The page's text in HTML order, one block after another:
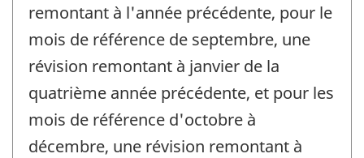
remontant à l'année précédente, pour le
mois de référence de septembre, une
révision remontant à janvier de la
quatrième année précédente, et pour les
mois de référence d'octobre à
décembre, une révision remontant à